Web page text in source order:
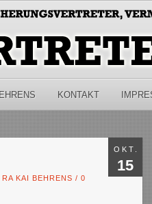
KONTAKT
OKT.
15
RA KAI BEHRENS /0